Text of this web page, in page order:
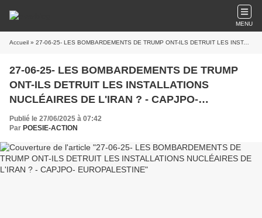
MENU
Accueil » 27-06-25- LES BOMBARDEMENTS DE TRUMP ONT-ILS DETRUIT LES INSTALLATIONS NUCLÉAIRES DE L'IRAN ? - CAPJPO- EUROPALESTINE
27-06-25- LES BOMBARDEMENTS DE TRUMP
ONT-ILS DETRUIT LES INSTALLATIONS
NUCLÉAIRES DE L'IRAN ? - CAPJPO-
EUROPALESTINE
Publié le 27/06/2025 à 07:42
Par POESIE-ACTION